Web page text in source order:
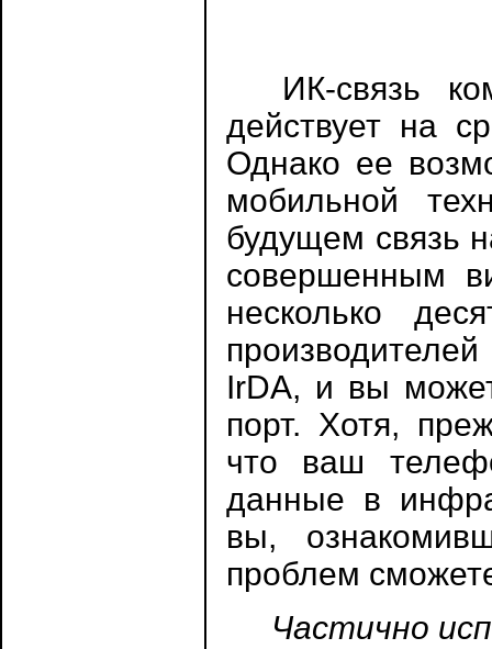
ИК-связь
действует на
Однако ее
мобильной
будущем связь
совершенным
несколько
IrDA, и вы
порт. Хотя,
что ваш
данные в
вы,
проблем
Частично